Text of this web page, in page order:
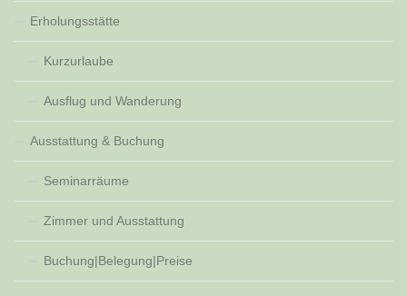
Erholungsstätte
Kurzurlaube
Ausflug und Wanderung
Ausstattung & Buchung
Seminarräume
Zimmer und Ausstattung
Buchung|Belegung|Preise